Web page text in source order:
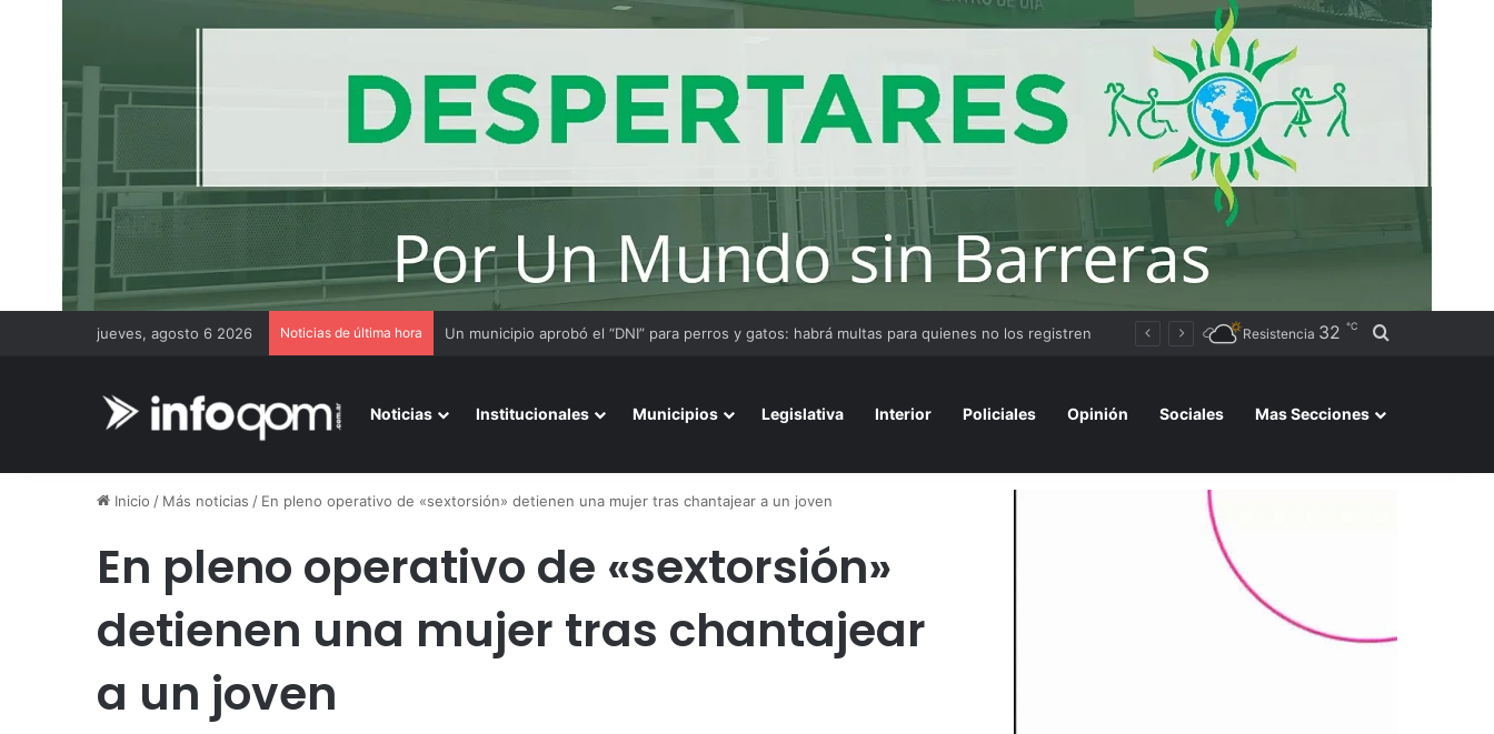
jueves, agosto 6 2026 Noticias de última hora Resistencia 32 ℃ Buscar por
Noticias Institucionales Municipios Legislativa Interior Policiales Opinión Sociales Mas Secciones
Inicio / Más noticias / En pleno operativo de «sextorsión» detienen una mujer tras chantajear a un joven
En pleno operativo de «sextorsión»
detienen una mujer tras chantajear
a un joven